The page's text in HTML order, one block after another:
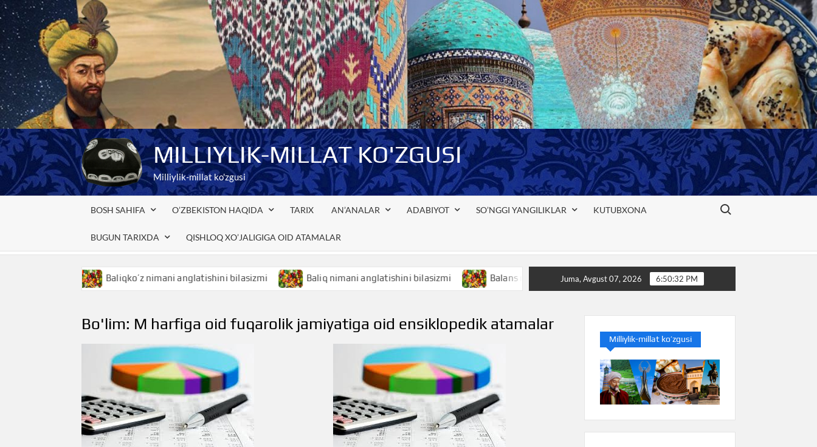
Skip
to
content
MILLIYLIK-MILLAT KO'ZGUSI
Milliylik-millat ko'zgusi
BOSH SAHIFA O’ZBEKISTON HAQIDA TARIX AN’ANALAR ADABIYOT SO’NGGI YANGILIKLAR KUTUBXONA
BUGUN TARIXDA QISHLOQ XO’JALIGIGA OID ATAMALAR
Search for:
Baliqko’z nimani anglatishini bilasizmi Baliq nimani anglatishini bilasizmi Balans nimani anglatishini bilasizmi Bakterioz nimani anglatishini bilasizmi
Juma, Avgust 07, 2026 6:50:33 PM
Bo'lim: M harfiga oid fuqarolik jamiyatiga oid ensiklopedik atamalar
Milliylik-millat ko’zgusi